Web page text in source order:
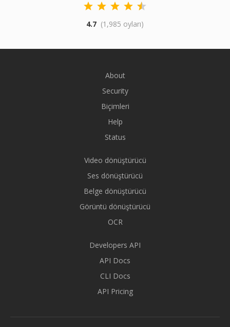
4.7 (1,985 oyları)
About
Security
Biçimleri
Help
Status
Video dönüştürücü
Ses dönüştürücü
Belge dönüştürücü
Görüntü dönüştürücü
OCR
Developers API
API Docs
CLI Docs
API Pricing